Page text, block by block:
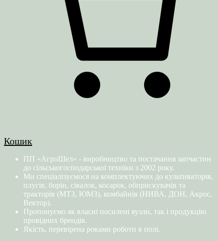
Кошик
ПП «АгроШел» - виробництво та постачання запчастин
до сільськогосподарської техніки з 2002 року.
Ми спеціалізуємося на комплектуючих до культиваторів,
плугів, борін, сівалок, косарок, обприскувачів та
тракторів (МТЗ, ЮМЗ), комбайнів (НИВА, ДОН, Акрос,
Вектор).
Пропонуємо як власні посилені вузли, так і продукцію
провідних брендів.
Якість, перевірена роками роботи в полі.